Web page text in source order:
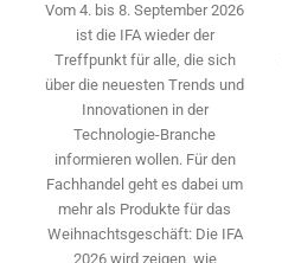
Vom 4. bis 8. September 2026
ist die IFA wieder der
Treffpunkt für alle, die sich
über die neuesten Trends und
Innovationen in der
Technologie-­Branche
informieren wollen. Für den
Fachhandel geht es dabei um
mehr als Produkte für das
Weihnachtsgeschäft: Die IFA
2026 wird ­zeigen, wie